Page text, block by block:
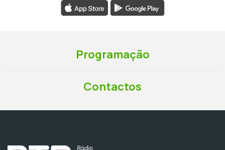
Programação
Contactos